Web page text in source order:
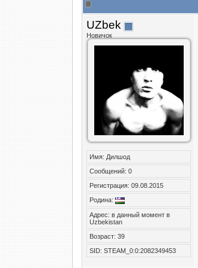
UZbek
Новичок
Имя: Дилшод
Сообщений: 0
Регистрация: 09.08.2015
Родина:
Адрес: в данный момент в
Uzbekistan
Возраст: 39
SID: STEAM_0:0:2082349453